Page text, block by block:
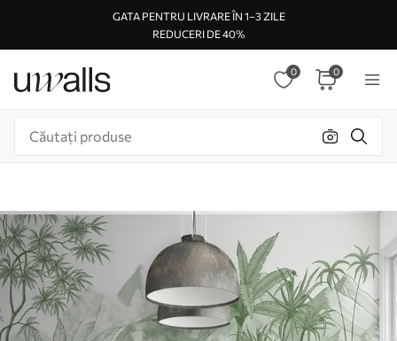
GATA PENTRU LIVRARE ÎN 1–3 ZILE
REDUCERI DE 40%
0 0